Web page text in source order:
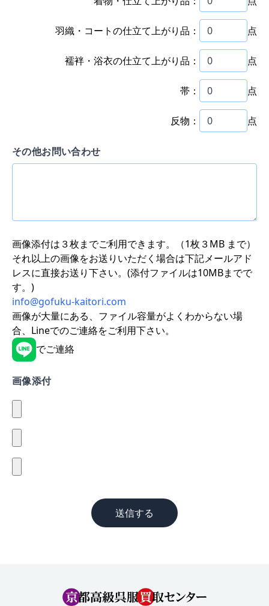
羽織・コートの仕立て上がり品： 点
襦袢・浴衣の仕立て上がり品： 点
帯： 点
反物： 点
その他お問い合わせ
画像添付は３枚までご利用できます。（1枚３MB まで）
それ以上の画像をお送りいただく場合は下記メールアド
レスに直接お送り下さい。(添付ファイルは10MBまでで
す。)
info@gofuku-kaitori.com
画像が大量にある、ファイル容量がよくわからない場
合、Lineでのご連絡をご利用下さい。
でご連絡
画像添付
送信する